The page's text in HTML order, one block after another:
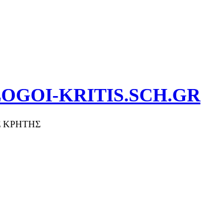
KRITIS.SCH.GR
ΚΡΗΤΗΣ